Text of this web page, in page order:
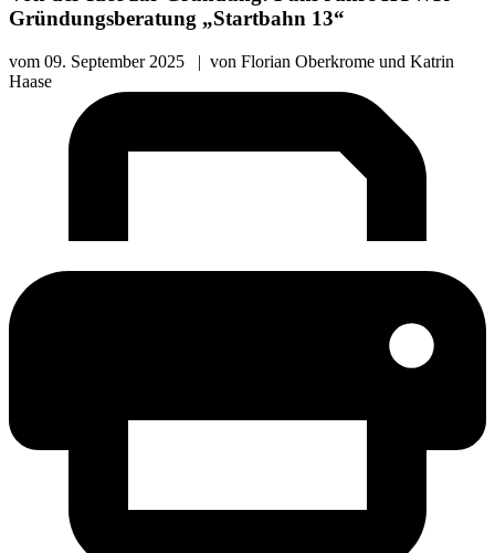
Gründungsberatung „Startbahn 13“
vom 09. September 2025 | von Florian Oberkrome und Katrin
Haase